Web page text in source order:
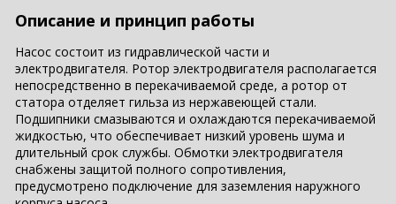
Описание и принцип работы
Насос состоит из гидравлической части и
электродвигателя. Ротор электродвигателя располагается
непосредственно в перекачиваемой среде, а ротор от
статора отделяет гильза из нержавеющей стали.
Подшипники смазываются и охлаждаются перекачиваемой
жидкостью, что обеспечивает низкий уровень шума и
длительный срок службы. Обмотки электродвигателя
снабжены защитой полного сопротивления,
предусмотрено подключение для заземления наружного